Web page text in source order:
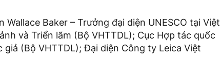
Baker – Trưởng đại diện UNESCO tại Việt
và Triển lãm (Bộ VHTTDL); Cục Hợp tác quốc
(Bộ VHTTDL); Đại diện Công ty Leica Việt